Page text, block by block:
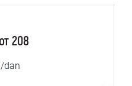
208
dan